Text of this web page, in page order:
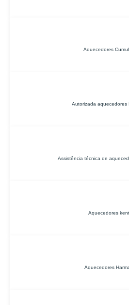
Aquecedores
Autorizada aquecedores
Assistência técnica de
Aquecedores kent
Aquecedores